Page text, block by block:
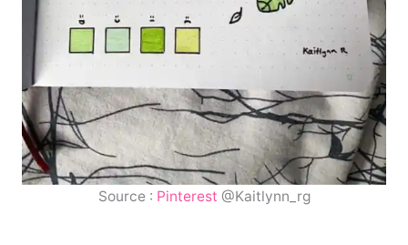
Source : Pinterest @Kaitlynn_rg